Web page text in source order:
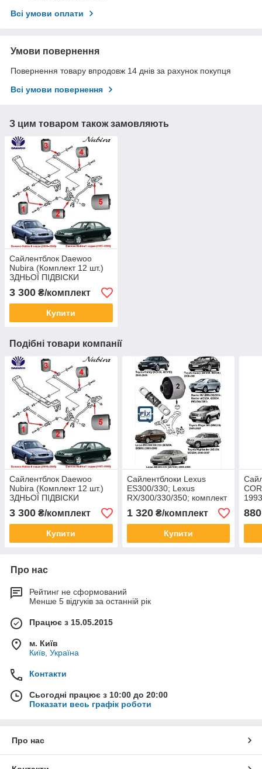
Всі умови оплати
Умови повернення
Повернення товару впродовж 14 днів за рахунок покупця
Всі умови повернення
З цим товаром також замовляють
Сайлентблок Daewoo
Nubira (Комплект 12 шт.)
ЗДНЬОЇ ПІДВІСКИ
3 300 ₴/комплект
Купити
Подібні товари компанії
Сайлентблок Daewoo
Nubira (Комплект 12 шт.)
ЗДНЬОЇ ПІДВІСКИ
3 300 ₴/комплект
Купити
Сайлентблоки Lexus
ES300/330; Lexus
RX/300/330/350; комплект
4 шт Передньої підвіски Q-
fix
1 320₴/комплект
Купити
880
Про нас
Рейтинг не сформований
Менше 5 відгуків за останній рік
Працює з 15.05.2015
м. Київ
Київ, Україна
Контакти
Сьогодні працює з 10:00 до 20:00
Показати весь графік роботи
Про нас